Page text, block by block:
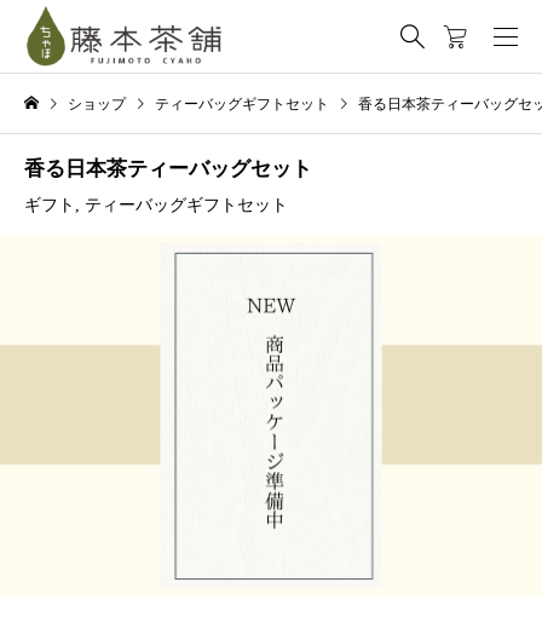
ショップ ティーバッグギフトセット 香る日本茶ティーバッグセ
香る日本茶ティーバッグセット
ギフト , ティーバッグギフトセット